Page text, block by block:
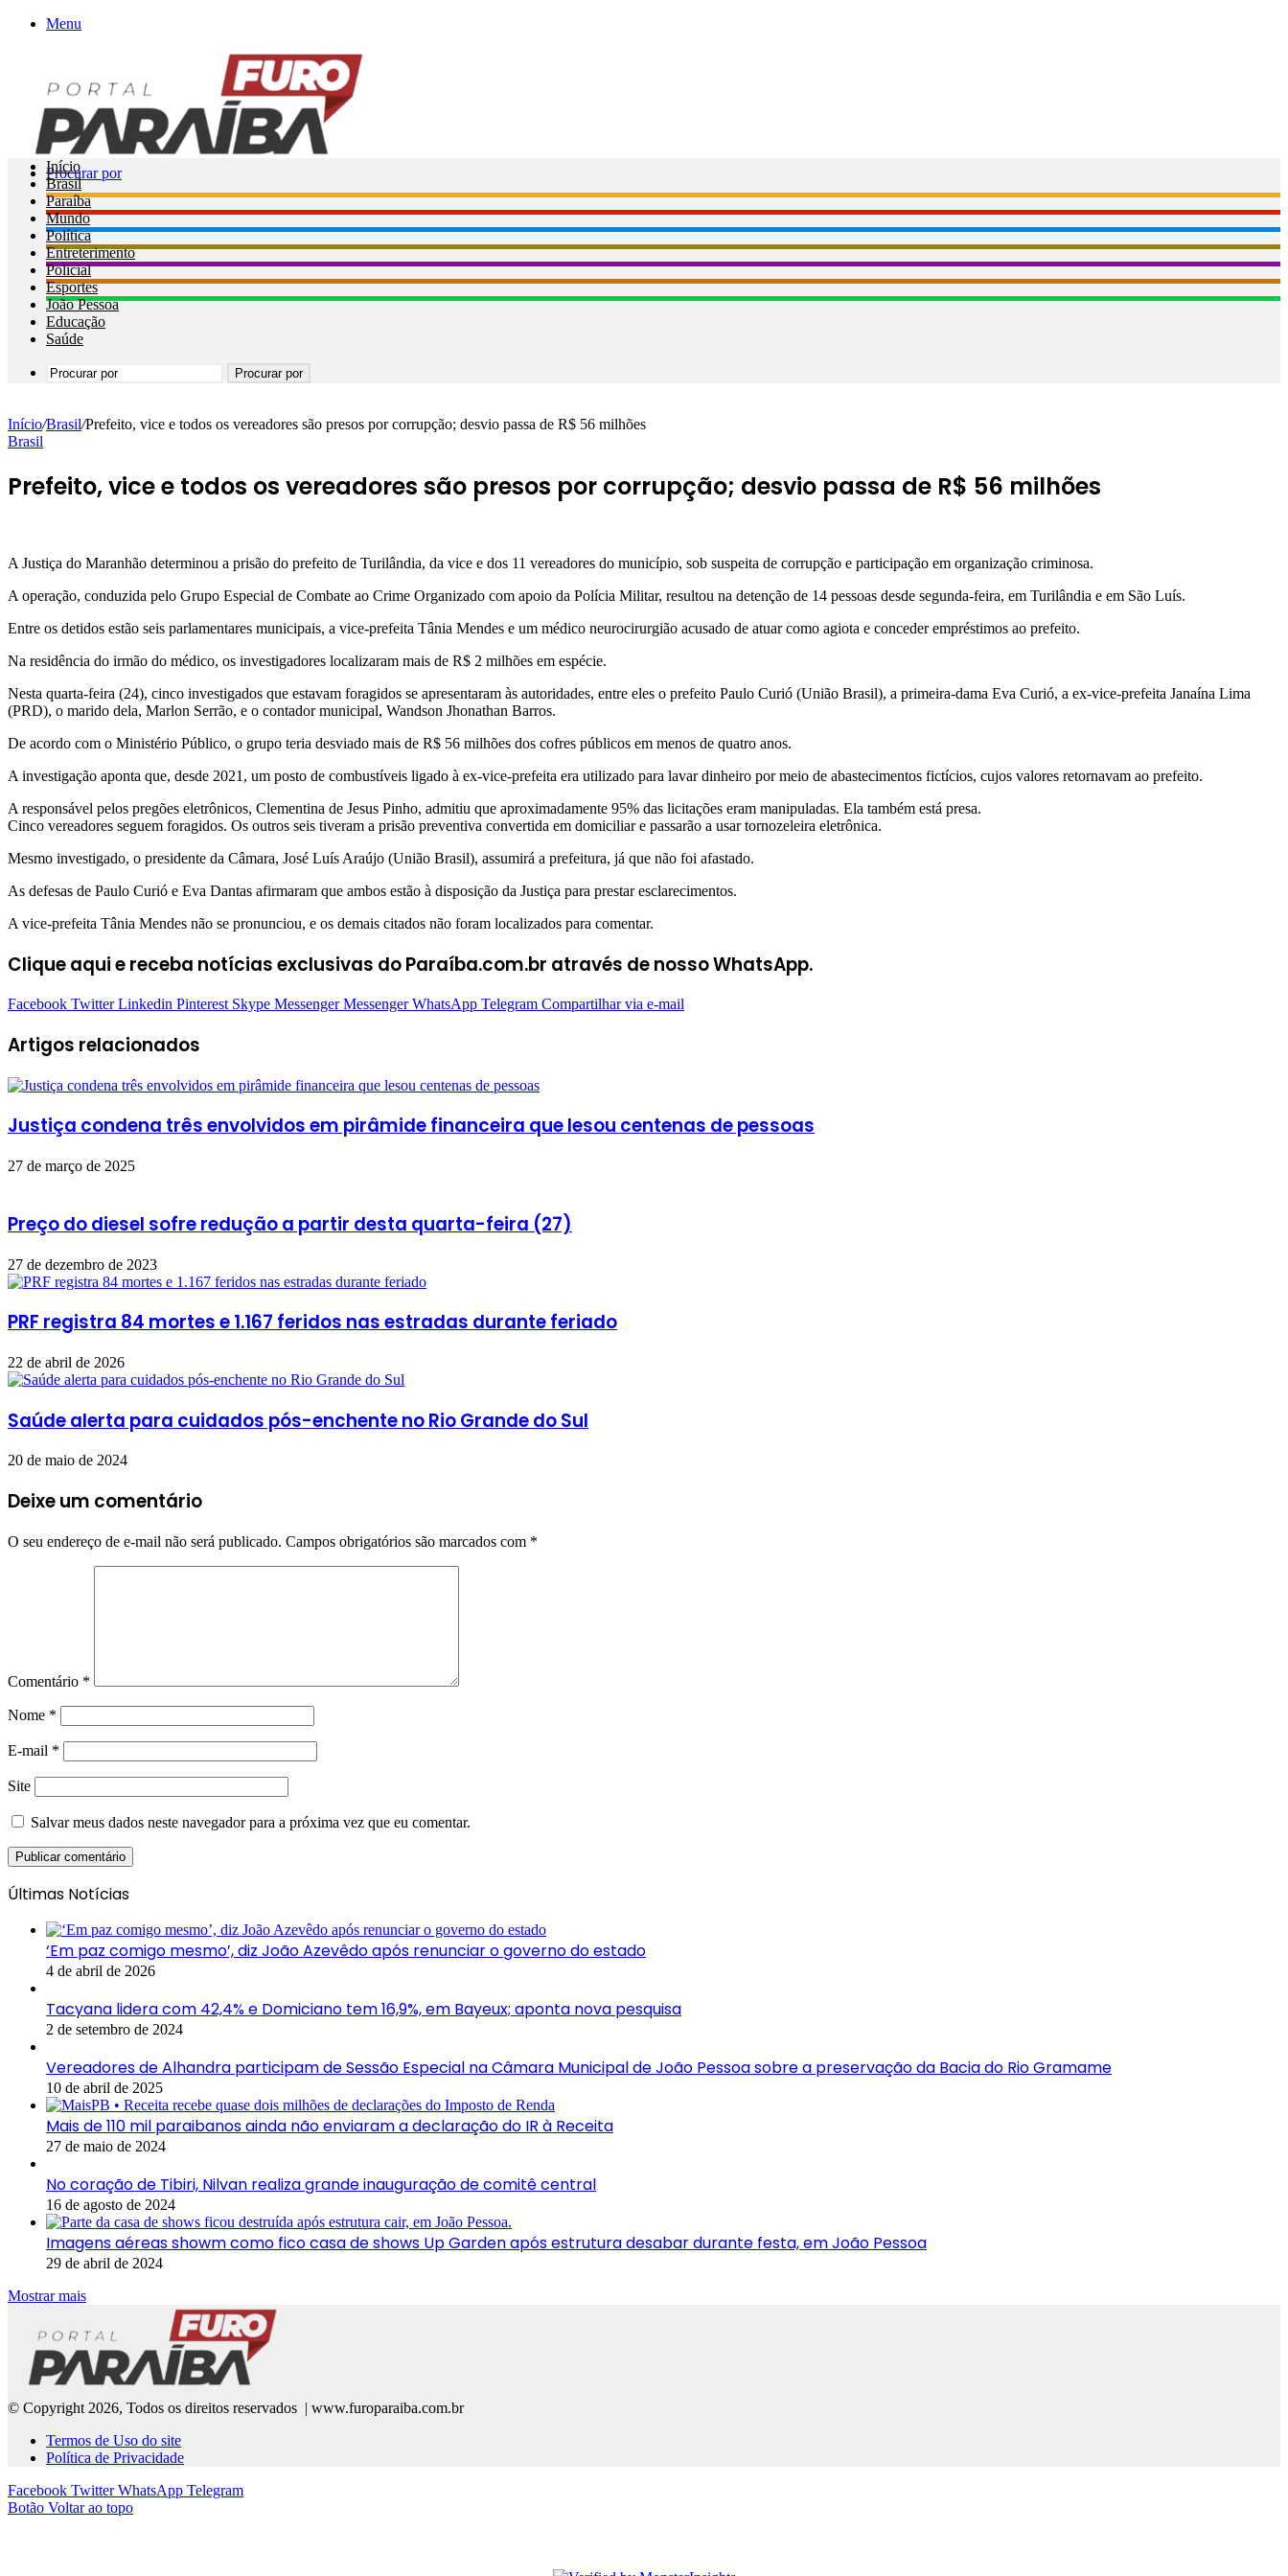
Menu
Procurar por
Início
Brasil
Paraíba
Mundo
Política
Entreterimento
Policial
Esportes
João Pessoa
Educação
Saúde
Procurar por
Início/Brasil/Prefeito, vice e todos os vereadores são presos por corrupção; desvio passa de R$ 56 milhões
Brasil
Prefeito, vice e todos os vereadores são presos por corrupção; desvio passa de R$ 56 milhões
A Justiça do Maranhão determinou a prisão do prefeito de Turilândia, da vice e dos 11 vereadores do município, sob suspeita de corrupção e participação em organização criminosa.
A operação, conduzida pelo Grupo Especial de Combate ao Crime Organizado com apoio da Polícia Militar, resultou na detenção de 14 pessoas desde segunda-feira, em Turilândia e em São Luís.
Entre os detidos estão seis parlamentares municipais, a vice-prefeita Tânia Mendes e um médico neurocirurgião acusado de atuar como agiota e conceder empréstimos ao prefeito.
Na residência do irmão do médico, os investigadores localizaram mais de R$ 2 milhões em espécie.
Nesta quarta-feira (24), cinco investigados que estavam foragidos se apresentaram às autoridades, entre eles o prefeito Paulo Curió (União Brasil), a primeira-dama Eva Curió, a ex-vice-prefeita Janaína Lima
(PRD), o marido dela, Marlon Serrão, e o contador municipal, Wandson Jhonathan Barros.
De acordo com o Ministério Público, o grupo teria desviado mais de R$ 56 milhões dos cofres públicos em menos de quatro anos.
A investigação aponta que, desde 2021, um posto de combustíveis ligado à ex-vice-prefeita era utilizado para lavar dinheiro por meio de abastecimentos fictícios, cujos valores retornavam ao prefeito.
A responsável pelos pregões eletrônicos, Clementina de Jesus Pinho, admitiu que aproximadamente 95% das licitações eram manipuladas. Ela também está presa.
Cinco vereadores seguem foragidos. Os outros seis tiveram a prisão preventiva convertida em domiciliar e passarão a usar tornozeleira eletrônica.
Mesmo investigado, o presidente da Câmara, José Luís Araújo (União Brasil), assumirá a prefeitura, já que não foi afastado.
As defesas de Paulo Curió e Eva Dantas afirmaram que ambos estão à disposição da Justiça para prestar esclarecimentos.
A vice-prefeita Tânia Mendes não se pronunciou, e os demais citados não foram localizados para comentar.
Clique aquie receba notícias exclusivas do Paraíba.com.br através de nosso WhatsApp.
Facebook Twitter Linkedin Pinterest Skype Messenger Messenger WhatsApp Telegram Compartilhar via e-mail
Artigos relacionados
Justiça condena três envolvidos em pirâmide financeira que lesou centenas de pessoas
27 de março de 2025
Preço do diesel sofre redução a partir desta quarta-feira (27)
27 de dezembro de 2023
PRF registra 84 mortes e 1.167 feridos nas estradas durante feriado
22 de abril de 2026
Saúde alerta para cuidados pós-enchente no Rio Grande do Sul
20 de maio de 2024
Deixe um comentário
O seu endereço de e-mail não será publicado. Campos obrigatórios são marcados com *
Comentário *
Nome *
E-mail *
Site
Salvar meus dados neste navegador para a próxima vez que eu comentar.
Últimas Notícias
‘Em paz comigo mesmo’, diz João Azevêdo após renunciar o governo do estado
4 de abril de 2026
Tacyana lidera com 42,4% e Domiciano tem 16,9%, em Bayeux; aponta nova pesquisa
2 de setembro de 2024
Vereadores de Alhandra participam de Sessão Especial na Câmara Municipal de João Pessoa sobre a preservação da Bacia do Rio Gramame
10 de abril de 2025
Mais de 110 mil paraibanos ainda não enviaram a declaração do IR à Receita
27 de maio de 2024
No coração de Tibiri, Nilvan realiza grande inauguração de comitê central
16 de agosto de 2024
Imagens aéreas showm como fico casa de shows Up Garden após estrutura desabar durante festa, em João Pessoa
29 de abril de 2024
Mostrar mais
© Copyright 2026, Todos os direitos reservados | www.furoparaiba.com.br
Termos de Uso do site
Política de Privacidade
Facebook Twitter WhatsApp Telegram
Botão Voltar ao topo